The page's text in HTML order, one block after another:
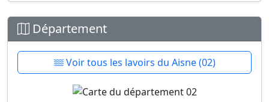
Département
Voir tous les lavoirs du Aisne (02)